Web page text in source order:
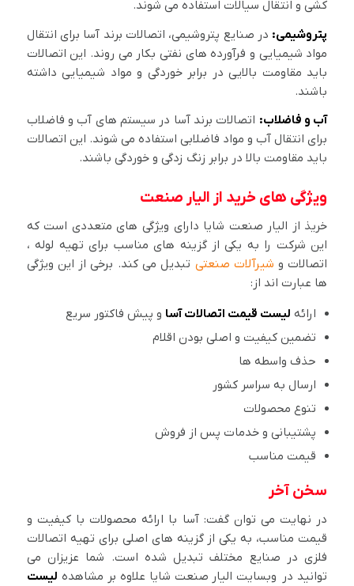
کشی و انتقال سیالات استفاده می شوند.
پتروشیمی: در صنایع پتروشیمی، اتصالات برند آسا برای انتقال
مواد شیمیایی و فرآورده های نفتی بکار می روند. این اتصالات
باید مقاومت بالایی در برابر خوردگی و مواد شیمیایی داشته
باشند.
آب و فاضلاب: اتصالات برند آسا در سیستم های آب و فاضلاب
برای انتقال آب و مواد فاضلابی استفاده می شوند. این اتصالات
باید مقاومت بالا در برابر زنگ زدگی و خوردگی باشند.
ویژگی های خرید از الیار صنعت
خریذ از الیار صنعت شایا دارای ویژگی های متعددی است که
این شرکت را به یکی از گزینه های مناسب برای تهیه لوله ،
اتصالات و شیرآلات صنعتی تبدیل می کند. برخی از این ویژگی
ها عبارت اند از:
ارائه لیست قیمت اتصالات آسا و پیش فاکتور سریع
تضمین کیفیت و اصلی بودن اقلام
حذف واسطه ها
ارسال به سراسر کشور
تنوع محصولات
پشتیبانی و خدمات پس از فروش
قیمت مناسب
سخن آخر
در نهایت می توان گفت: آسا با ارائه محصولات با کیفیت و
قیمت مناسب، به یکی از گزینه های اصلی برای تهیه اتصالات
فلزی در صنایع مختلف تبدیل شده است. شما عزیزان می
توانید در وبسایت الیار صنعت شایا علاوه بر مشاهده لیست